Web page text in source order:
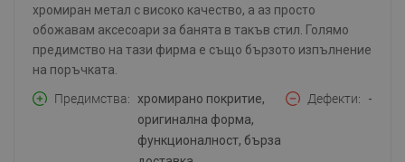
хромиран метал с високо качество, а аз просто
обожавам аксесоари за банята в такъв стил. Голямо
предимство на тази фирма е също бързото изпълнение
на поръчката.
Предимства
хромирано покритие,
оригинална форма,
функционалност, бърза
Дефекти -